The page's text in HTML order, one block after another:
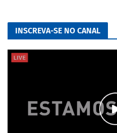
INSCREVA-SE NO CANAL